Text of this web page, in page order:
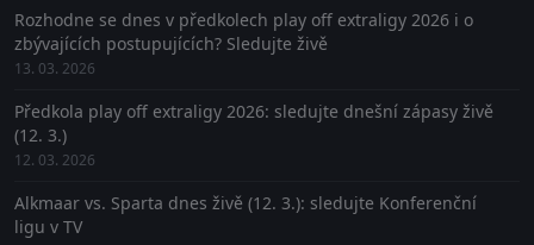
Rozhodne se dnes v předkolech play off extraligy 2026 i o
zbývajících postupujících? Sledujte živě
13. 03. 2026
Předkola play off extraligy 2026: sledujte dnešní zápasy živě
(12. 3.)
12. 03. 2026
Alkmaar vs. Sparta dnes živě (12. 3.): sledujte Konferenční
ligu v TV